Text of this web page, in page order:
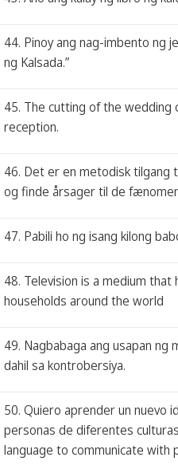
44. Pinoy ang nag-imbento ng
ng Kalsada.”
45. The cutting of the wedding
reception.
46. Det er en metodisk tilgang
og finde årsager til de
47. Pabili ho ng isang kilong
48. Television is a medium
households around the world
49. Nagbabaga ang usapan ng
dahil sa kontrobersiya.
50. Quiero aprender un nuevo
personas de diferentes
language to communicate